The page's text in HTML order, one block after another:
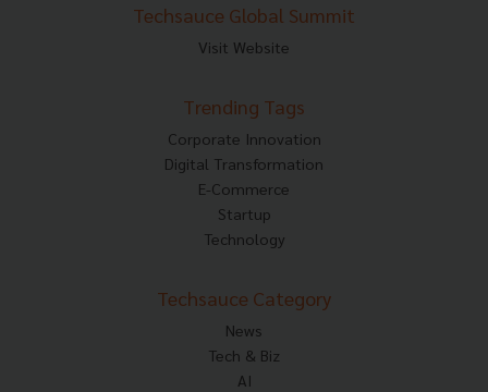
Techsauce Global Summit
Visit Website
Trending Tags
Corporate Innovation
Digital Transformation
E-Commerce
Startup
Technology
Techsauce Category
News
Tech & Biz
AI